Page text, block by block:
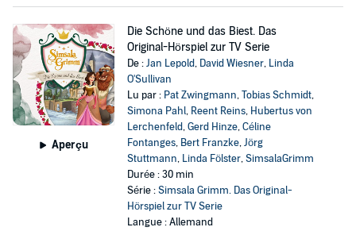
Aperçu
Die Schöne und das Biest. Das
Original-Hörspiel zur TV Serie
De :Jan Lepold, David Wiesner, Linda
O'Sullivan
Lu par : Pat Zwingmann,Tobias Schmidt,
Simona Pahl, Reent Reins, Hubertus von
Lerchenfeld,Gerd Hinze,Céline
Fontanges, Bert Franzke,Jörg
Stuttmann, Linda Fölster,SimsalaGrimm
Durée : 30 min
Série :Simsala Grimm. Das Original-
Hörspiel zur TV Serie
Langue : Allemand